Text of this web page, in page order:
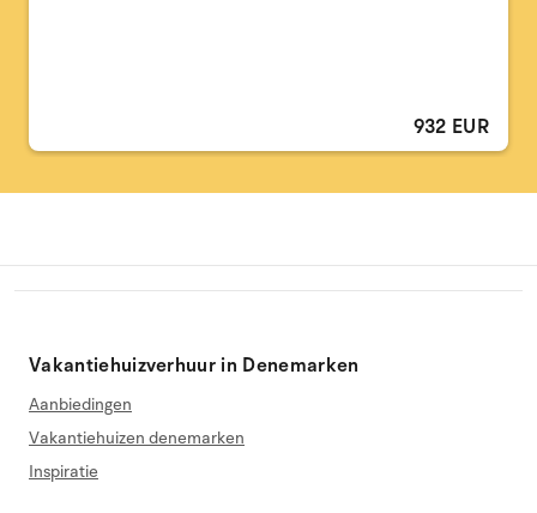
932 EUR
Vakantiehuizverhuur in Denemarken
Aanbiedingen
Vakantiehuizen denemarken
Inspiratie